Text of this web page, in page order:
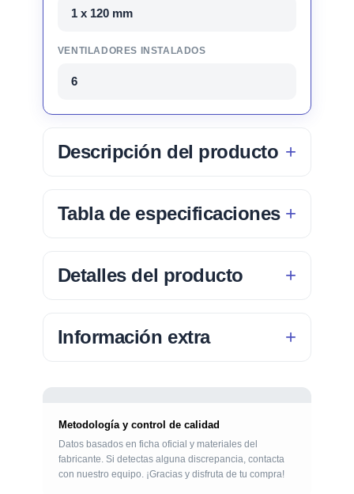
1 x 120 mm
VENTILADORES INSTALADOS
6
Descripción del producto
Tabla de especificaciones
Detalles del producto
Información extra
Metodología y control de calidad
Datos basados en ficha oficial y materiales del
fabricante. Si detectas alguna discrepancia, contacta
con nuestro equipo. ¡Gracias y disfruta de tu compra!